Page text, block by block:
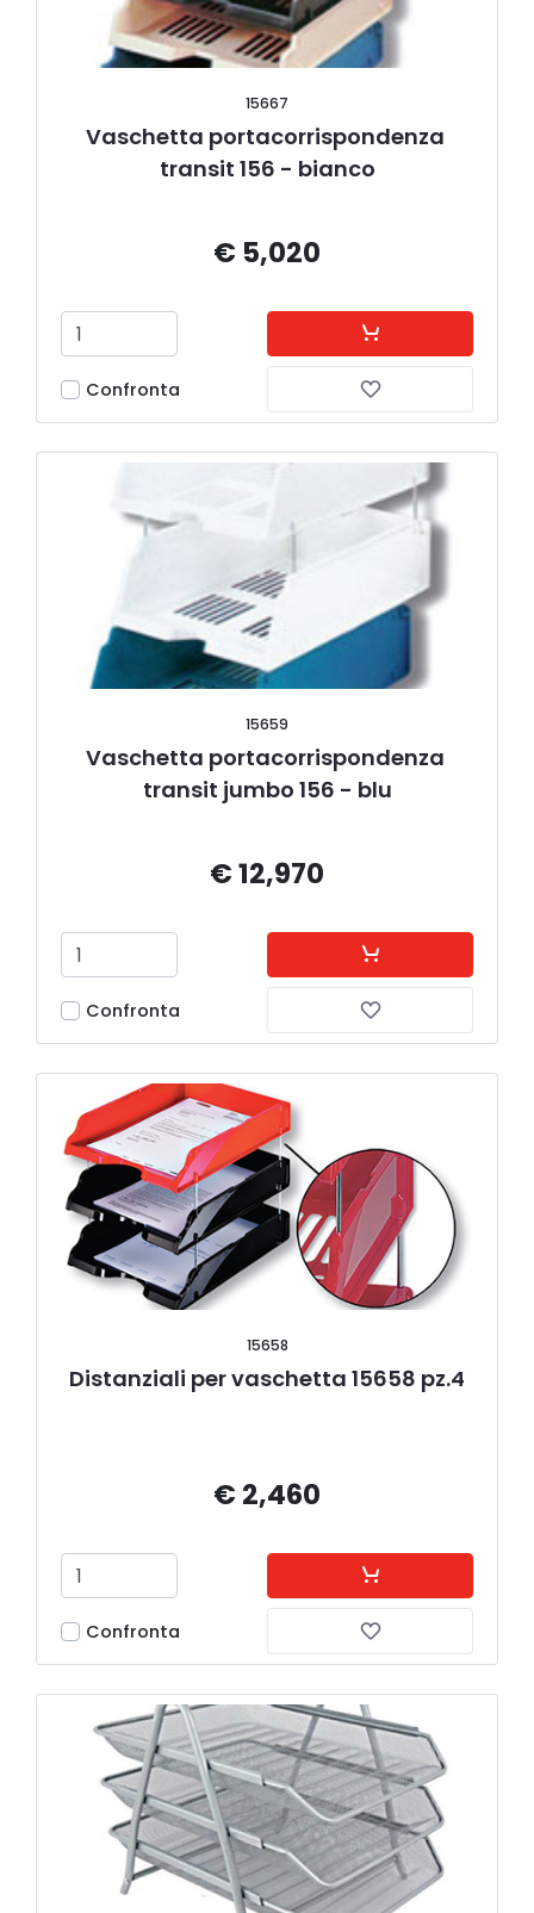
15667
Vaschetta portacorrispondenza
transit 156 - bianco
€ 5,020
Confronta
15659
Vaschetta portacorrispondenza
transit jumbo 156 - blu
€ 12,970
Confronta
15658
Distanziali per vaschetta 15658 pz.4
€ 2,460
Confronta